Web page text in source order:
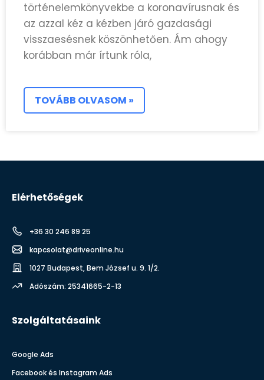
történelemkönyvekbe a koronavírusnak és
az azzal kéz a kézben járó gazdasági
visszaesésnek köszönhetően. Ám ahogy
korábban már írtunk róla,
TOVÁBB OLVASOM »
Elérhetőségek
+36 30 246 89 25
kapcsolat@driveonline.hu
1027 Budapest, Bem József u. 9. 1/2.
Adószám: 25341665-2-13
Szolgáltatásaink
Google Ads
Facebook és Instagram Ads